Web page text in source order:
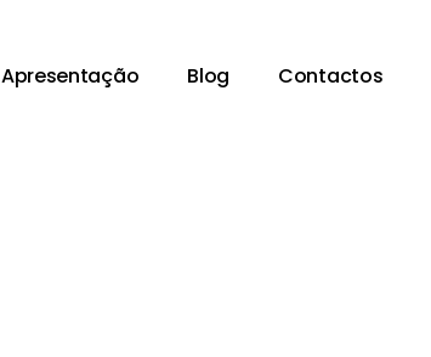
Apresentação Blog Contactos